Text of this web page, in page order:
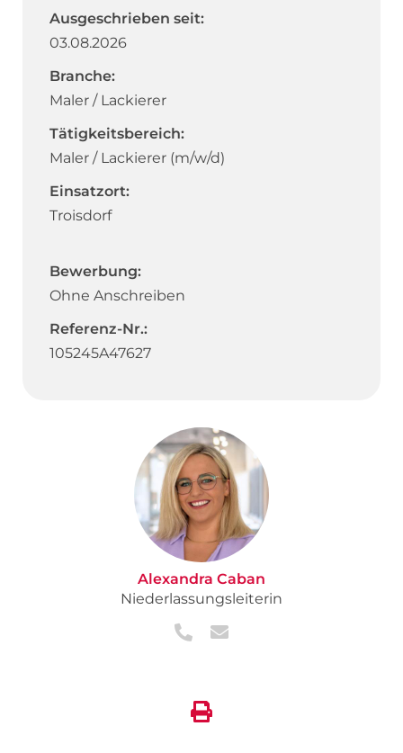
Ausgeschrieben seit:
03.08.2026
Branche:
Maler / Lackierer
Tätigkeitsbereich:
Maler / Lackierer (m/w/d)
Einsatzort:
Troisdorf
Bewerbung:
Ohne Anschreiben
Referenz-Nr.:
105245A47627
Alexandra Caban
Niederlassungsleiterin